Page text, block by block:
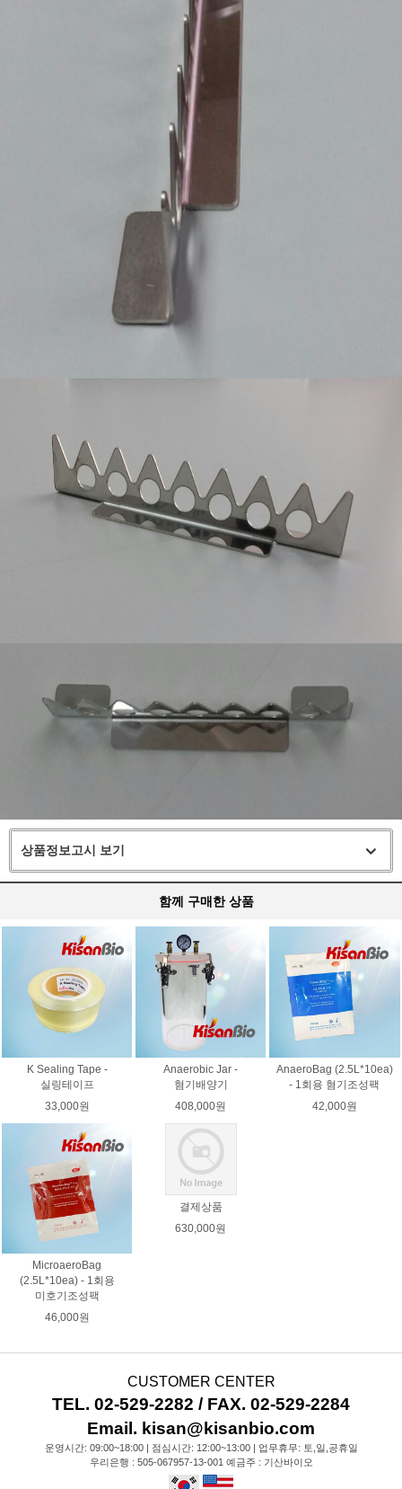
상품정보고시 보기
함께 구매한 상품
K Sealing Tape -
실링테이프
33,000원
Anaerobic Jar -
혐기배양기
408,000원
AnaeroBag (2.5L*10ea)
- 1회용 혐기조성팩
42,000원
MicroaeroBag
(2.5L*10ea) - 1회용
미호기조성팩
46,000원
결제상품
630,000원
CUSTOMER CENTER
TEL. 02-529-2282 / FAX. 02-529-2284
Email. kisan@kisanbio.com
운영시간: 09:00~18:00 | 점심시간: 12:00~13:00 | 업무휴무: 토,일,공휴일
우리은행 : 505-067957-13-001 예금주 : 기산바이오